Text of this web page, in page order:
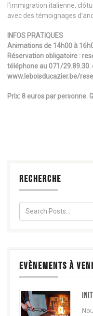
l’immigration italienne,
avec des témoignages
INFOS PRATIQUES
Animations de 14h00 à
Réservation obligatoire :
téléphone au 071/29.89.30.
www.leboisducazier.be/
Prix: 8 euros par personne.
RECHERCHE
EVÈNEMENTS À